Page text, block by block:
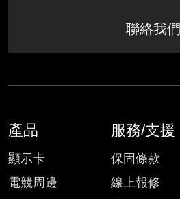
聯絡我們
產品
顯示卡
電競周邊
服務/支援
保固條款
線上報修